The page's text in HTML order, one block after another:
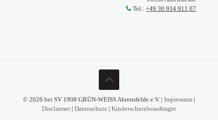
Tel.: +49 30 934 911 07
© 2026 bei SV 1908 GRÜN-WEISS Ahrensfelde e.V. | Impressum |
Disclaimer| Datenschutz | Kinderschutzbeauftragte